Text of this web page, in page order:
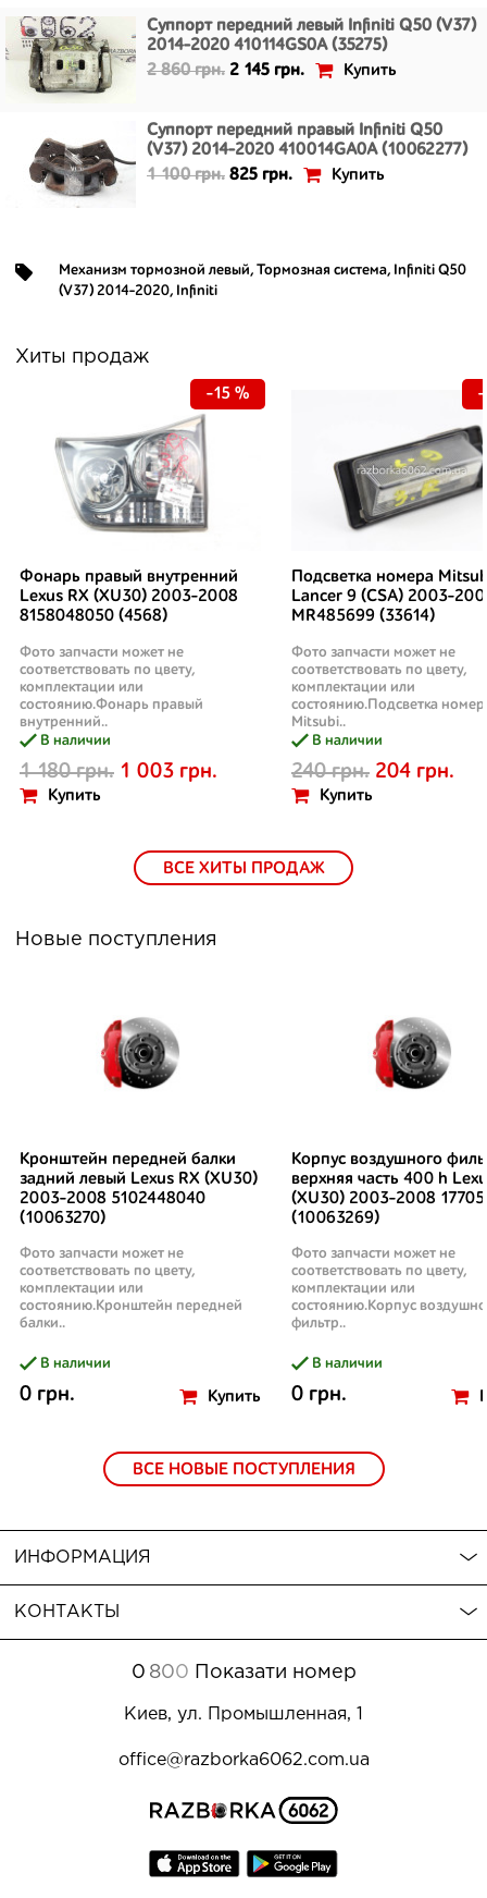
Суппорт передний левый Infiniti Q50 (V37)
2014-2020 410114GS0A (35275)
2 860 грн. 2 145 грн. Купить
Суппорт передний правый Infiniti Q50
(V37) 2014-2020 410014GA0A (10062277)
1 100 грн. 825 грн. Купить
Механизм тормозной левый, Тормозная система, Infiniti Q50
(V37) 2014-2020, Infiniti
Хиты продаж
Фонарь правый внутренний
Lexus RX (XU30) 2003-2008
8158048050 (4568)
Фото запчасти может не
соответствовать по цвету,
комплектации или
состоянию.Фонарь правый
внутренний..
В наличии
1 180 грн. 1 003 грн.
Купить
-15 %
Подсветка номера
Lancer 9 (CSA) 2003-
MR485699 (33614)
Фото запчасти может не
соответствовать по цвету,
комплектации или
состоянию.Подсветка
Mitsubi..
В наличии
240 грн. 204 грн.
Купить
-
ВСЕ ХИТЫ ПРОДАЖ
Новые поступления
Кронштейн передней балки
задний левый Lexus RX (XU30)
2003-2008 5102448040
(10063270)
Фото запчасти может не
соответствовать по цвету,
комплектации или
состоянию.Кронштейн передней
балки..
В наличии
0 грн. Купить
Корпус воздушного
верхняя часть 400 h
(XU30) 2003-2008
(10063269)
Фото запчасти может не
соответствовать по цвету,
комплектации или
состоянию.Корпус
фильтр..
В наличии
0 грн.
ВСЕ НОВЫЕ ПОСТУПЛЕНИЯ
ИНФОРМАЦИЯ
КОНТАКТЫ
0 800 Показати номер
Киев, ул. Промышленная, 1
office@razborka6062.com.ua